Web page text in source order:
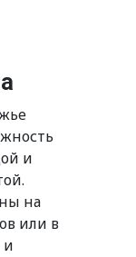
и
на
или в
и